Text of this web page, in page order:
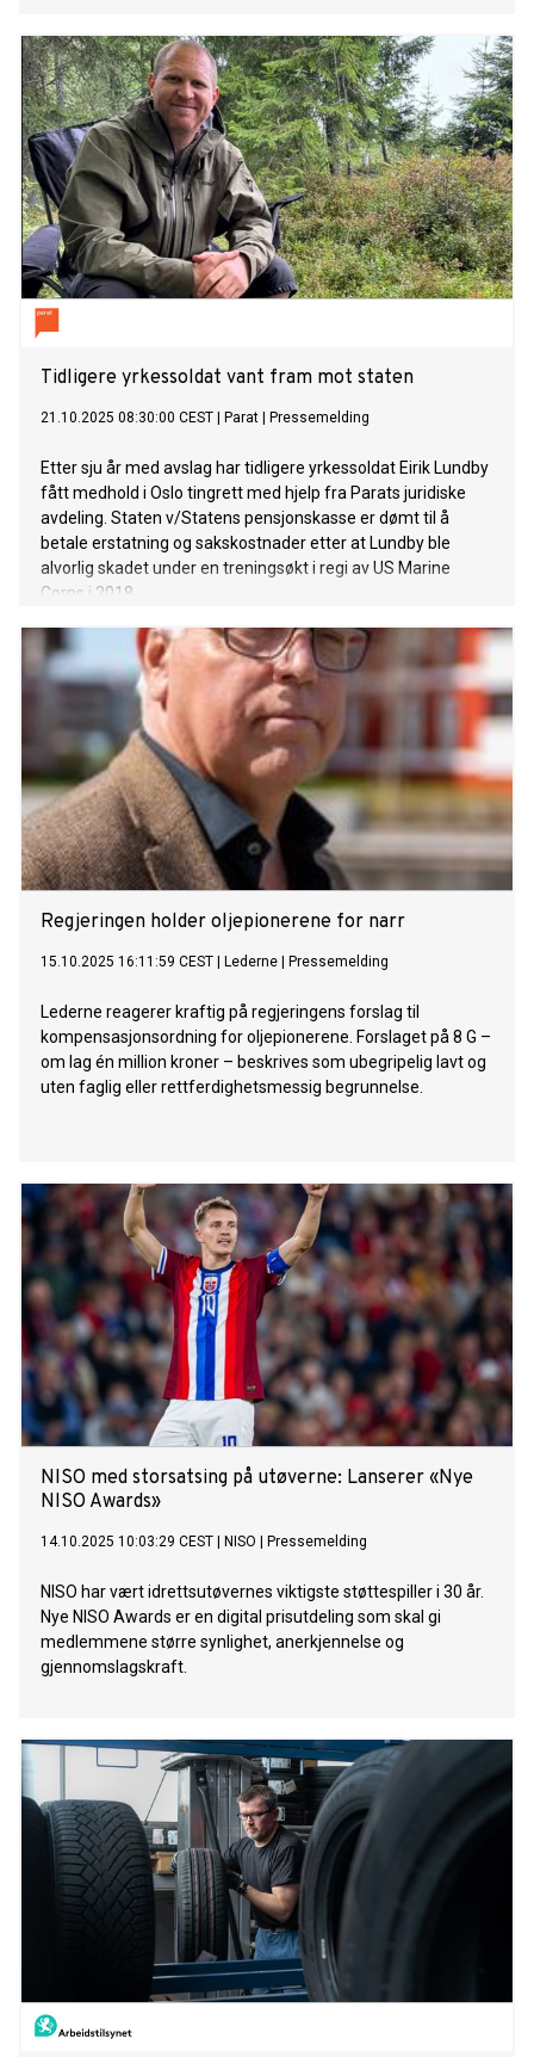
Tidligere yrkessoldat vant fram mot staten
21.10.2025 08:30:00 CEST Parat Pressemelding
Etter sju år med avslag har tidligere yrkessoldat Eirik Lundby
fått medhold i Oslo tingrett med hjelp fra Parats juridiske
avdeling. Staten v/Statens pensjonskasse er dømt til å
betale erstatning og sakskostnader etter at Lundby ble
alvorlig skadet under en treningsøkt i regi av US Marine
Corps i 2018.
Regjeringen holder oljepionerene for narr
15.10.2025 16:11:59 CEST Lederne Pressemelding
Lederne reagerer kraftig på regjeringens forslag til
kompensasjonsordning for oljepionerene. Forslaget på 8 G –
om lag én million kroner – beskrives som ubegripelig lavt og
uten faglig eller rettferdighetsmessig begrunnelse.
NISO med storsatsing på utøverne: Lanserer «Nye
NISO Awards»
14.10.2025 10:03:29 CEST NISO Pressemelding
NISO har vært idrettsutøvernes viktigste støttespiller i 30 år.
Nye NISO Awards er en digital prisutdeling som skal gi
medlemmene større synlighet, anerkjennelse og
gjennomslagskraft.